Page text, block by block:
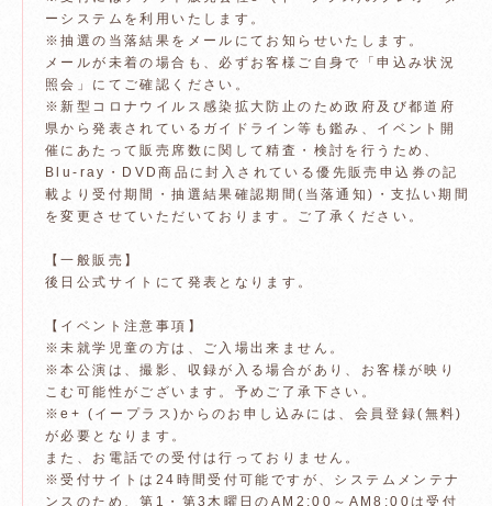
ーシステムを利用いたします。
※抽選の当落結果をメールにてお知らせいたします。
メールが未着の場合も、必ずお客様ご自身で「申込み状況
照会」にてご確認ください。
※新型コロナウイルス感染拡大防止のため政府及び都道府
県から発表されているガイドライン等も鑑み、イベント開
催にあたって販売席数に関して精査・検討を行うため、
Blu-ray・DVD商品に封入されている優先販売申込券の記
載より受付期間・抽選結果確認期間(当落通知)・支払い期間
を変更させていただいております。ご了承ください。
【一般販売】
後日公式サイトにて発表となります。
【イベント注意事項】
※未就学児童の方は、ご入場出来ません。
※本公演は、撮影、収録が入る場合があり、お客様が映り
こむ可能性がございます。予めご了承下さい。
※e+ (イープラス)からのお申し込みには、会員登録(無料)
が必要となります。
また、お電話での受付は行っておりません。
※受付サイトは24時間受付可能ですが、システムメンテナ
ンスのため、第1・第3木曜日のAM2:00～AM8:00は受付